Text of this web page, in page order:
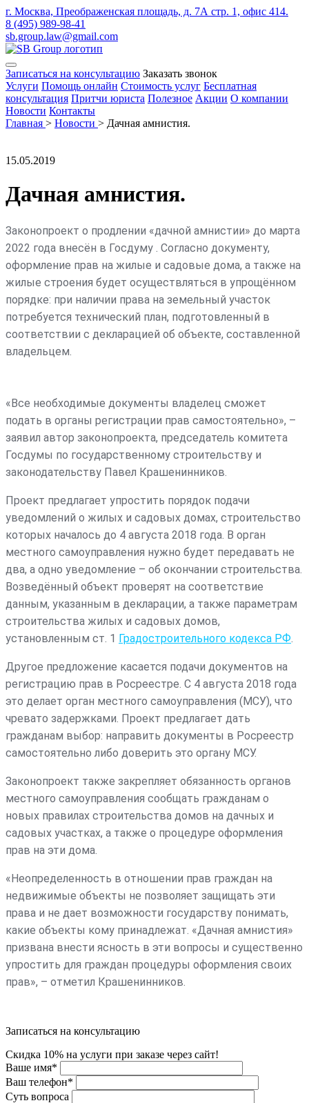
г. Москва, Преображенская площадь, д. 7А стр. 1, офис 414.
8 (495) 989-98-41
sb.group.law@gmail.com
Записаться на консультацию Заказать звонок
Услуги Помощь онлайн Стоимость услуг Бесплатная
консультация Притчи юриста Полезное Акции О компании
Новости Контакты
Главная > Новости > Дачная амнистия.
15.05.2019
Дачная амнистия.
Законопроект о продлении «дачной амнистии» до марта
2022 года внесён в Госдуму . Согласно документу,
оформление прав на жилые и садовые дома, а также на
жилые строения будет осуществляться в упрощённом
порядке: при наличии права на земельный участок
потребуется технический план, подготовленный в
соответствии с декларацией об объекте, составленной
владельцем.
«Все необходимые документы владелец сможет
подать в органы регистрации прав самостоятельно», –
заявил автор законопроекта, председатель комитета
Госдумы по государственному строительству и
законодательству Павел Крашенинников.
Проект предлагает упростить порядок подачи
уведомлений о жилых и садовых домах, строительство
которых началось до 4 августа 2018 года. В орган
местного самоуправления нужно будет передавать не
два, а одно уведомление – об окончании строительства.
Возведённый объект проверят на соответствие
данным, указанным в декларации, а также параметрам
строительства жилых и садовых домов,
установленным ст. 1 Градостроительного кодекса РФ.
Другое предложение касается подачи документов на
регистрацию прав в Росреестре. С 4 августа 2018 года
это делает орган местного самоуправления (МСУ), что
чревато задержками. Проект предлагает дать
гражданам выбор: направить документы в Росреестр
самостоятельно либо доверить это органу МСУ.
Законопроект также закрепляет обязанность органов
местного самоуправления сообщать гражданам о
новых правилах строительства домов на дачных и
садовых участках, а также о процедуре оформления
прав на эти дома.
«Неопределенность в отношении прав граждан на
недвижимые объекты не позволяет защищать эти
права и не дает возможности государству понимать,
какие объекты кому принадлежат. «Дачная амнистия»
призвана внести ясность в эти вопросы и существенно
упростить для граждан процедуры оформления своих
прав», – отметил Крашенинников.
Записаться на консультацию
Скидка 10% на услуги при заказе через сайт!
Ваше имя*
Ваш телефон*
Суть вопроса